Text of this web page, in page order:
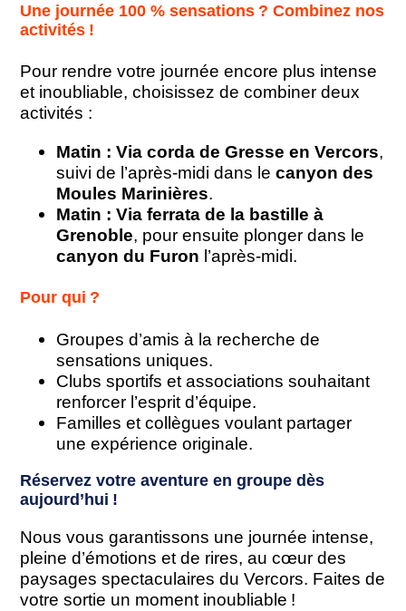
Une journée 100 % sensations ? Combinez nos
activités !
Pour rendre votre journée encore plus intense
et inoubliable, choisissez de combiner deux
activités :
Matin : Via corda de Gresse en Vercors,
suivi de l’après-midi dans lecanyon des
Moules Marinières.
Matin : Via ferrata de la bastille à
Grenoble, pour ensuite plonger dans le
canyon du Furon l’après-midi.
Pour qui ?
Groupes d’amis à la recherche de
sensations uniques.
Clubs sportifs et associations souhaitant
renforcer l’esprit d’équipe.
Familles et collègues voulant partager
une expérience originale.
Réservez votre aventure en groupe dès
aujourd’hui !
Nous vous garantissons une journée intense,
pleine d’émotions et de rires, au cœur des
paysages spectaculaires du Vercors. Faites de
votre sortie un moment inoubliable !